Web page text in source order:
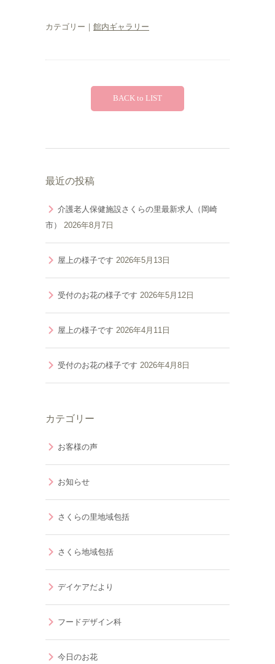
カテゴリー｜ 館内ギャラリー
BACK to LIST
最近の投稿
介護老人保健施設さくらの里最新求人（岡崎
市）
2026年8月7日
屋上の様子です 2026年5月13日
受付のお花の様子です 2026年5月12日
屋上の様子です 2026年4月11日
受付のお花の様子です 2026年4月8日
カテゴリー
お客様の声
お知らせ
さくらの里地域包括
さくら地域包括
デイケアだより
フードデザイン科
今日のお花